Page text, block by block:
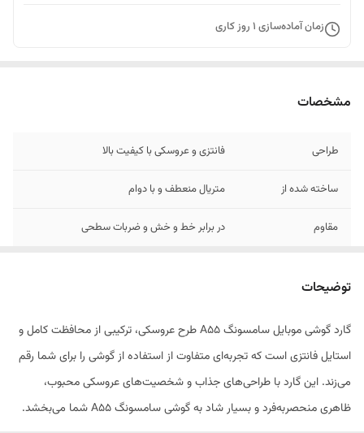
زمان آماده‌سازی 1 روز کاری
مشخصات
طراحی فانتزی و عروسکی با کیفیت بالا
ساخته شده از متریال منعطف و با دوام
مقاوم در برابر خط و خش و ضربات سطحی
توضیحات
گارد گوشی موبایل سامسونگ A55 طرح عروسکی، ترکیبی از محافظت کامل و
استایل فانتزی است که تجربه‌ای متفاوت از استفاده از گوشی را برای شما رقم
می‌زند. این گارد با طراحی‌های جذاب و شخصیت‌های عروسکی محبوب،
ظاهری منحصر‌به‌فرد و بسیار شاد به گوشی سامسونگ A55 شما می‌بخشد.